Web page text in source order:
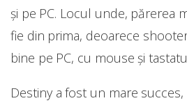
și pe PC. Locul unde, părerea
fie din prima, deoarece
bine pe PC, cu mouse și
Destiny a fost un mare